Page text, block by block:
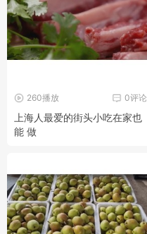
0评论
260播放
上海人最爱的街头小吃在家也
能 做